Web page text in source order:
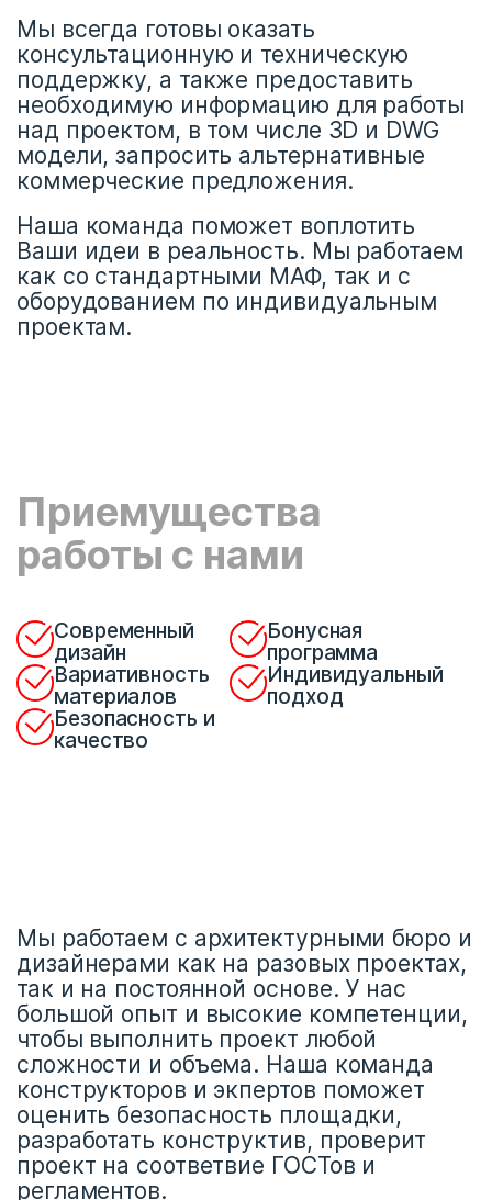
Мы всегда готовы оказать
консультационную и техническую
поддержку, а также предоставить
необходимую информацию для работы
над проектом, в том числе 3D и DWG
модели, запросить альтернативные
коммерческие предложения.
Наша команда поможет воплотить
Ваши идеи в реальность. Мы работаем
как со стандартными МАФ, так и с
оборудованием по индивидуальным
проектам.
Приемущества
работы с нами
Современный
дизайн
Бонусная
программа
Вариативность
материалов
Индивидуальный
подход
Безопасность и
качество
Мы работаем с архитектурными бюро и
дизайнерами как на разовых проектах,
так и на постоянной основе. У нас
большой опыт и высокие компетенции,
чтобы выполнить проект любой
сложности и объема. Наша команда
конструкторов и экпертов поможет
оценить безопасность площадки,
разработать конструктив, проверит
проект на соответвие ГОСТов и
регламентов.